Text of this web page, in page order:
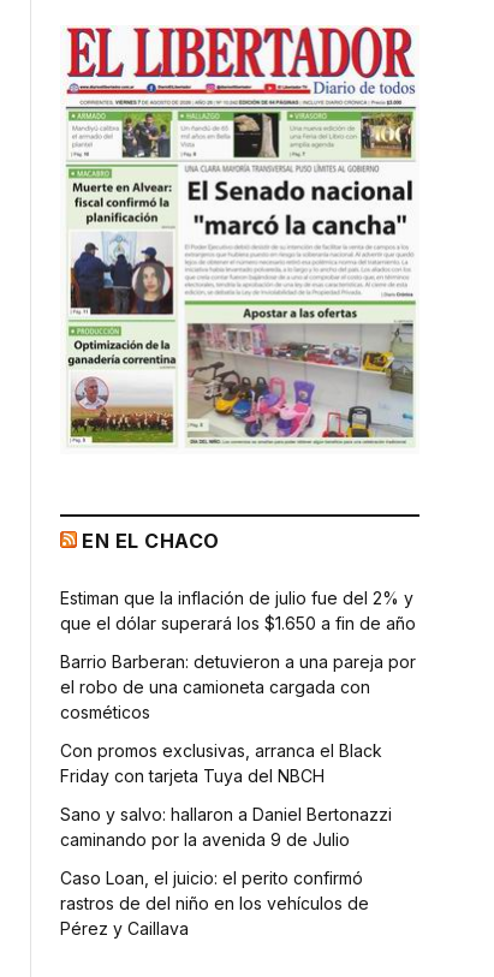
EN EL CHACO
Estiman que la inflación de julio fue del 2% y
que el dólar superará los $1.650 a fin de año
Barrio Barberan: detuvieron a una pareja por
el robo de una camioneta cargada con
cosméticos
Con promos exclusivas, arranca el Black
Friday con tarjeta Tuya del NBCH
Sano y salvo: hallaron a Daniel Bertonazzi
caminando por la avenida 9 de Julio
Caso Loan, el juicio: el perito confirmó
rastros de del niño en los vehículos de
Pérez y Caillava